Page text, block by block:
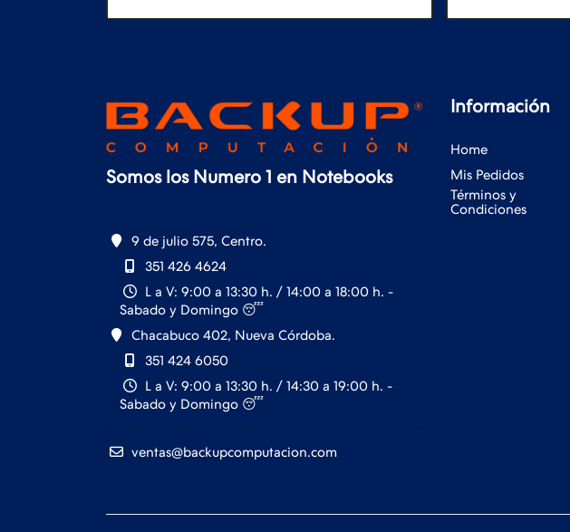
Somos los Numero 1 en Notebooks
9 de julio 575, Centro.
351 426 4624
L a V: 9:00 a 13:30 h. / 14:00 a 18:00 h. -
Sabado y Domingo 😴
Chacabuco 402, Nueva Córdoba.
351 424 6050
L a V: 9:00 a 13:30 h. / 14:30 a 19:00 h. -
Sabado y Domingo 😴
ventas@backupcomputacion.com
Información
Home
Mis Pedidos
Términos y
Condiciones